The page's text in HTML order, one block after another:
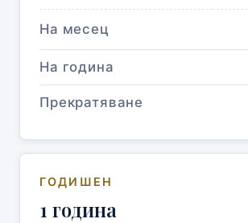
На месец
На година
Прекратяване
ГОДИШЕН
1 година